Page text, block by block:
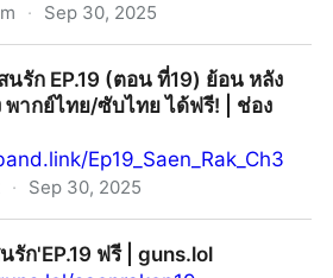
· Sep 30, 2025
กด33 - Audio Messages | Fanlist
นรัก EP.19 (ตอน ที่19) ย้อน หลัง
พากย์ไทย/ซับไทย ได้ฟรี! | ช่อง
Ep19_Saen_Rak_Ch3
· Sep 30, 2025
ช่อง 3HD
รัก'EP.19 ฟรี | guns.lol